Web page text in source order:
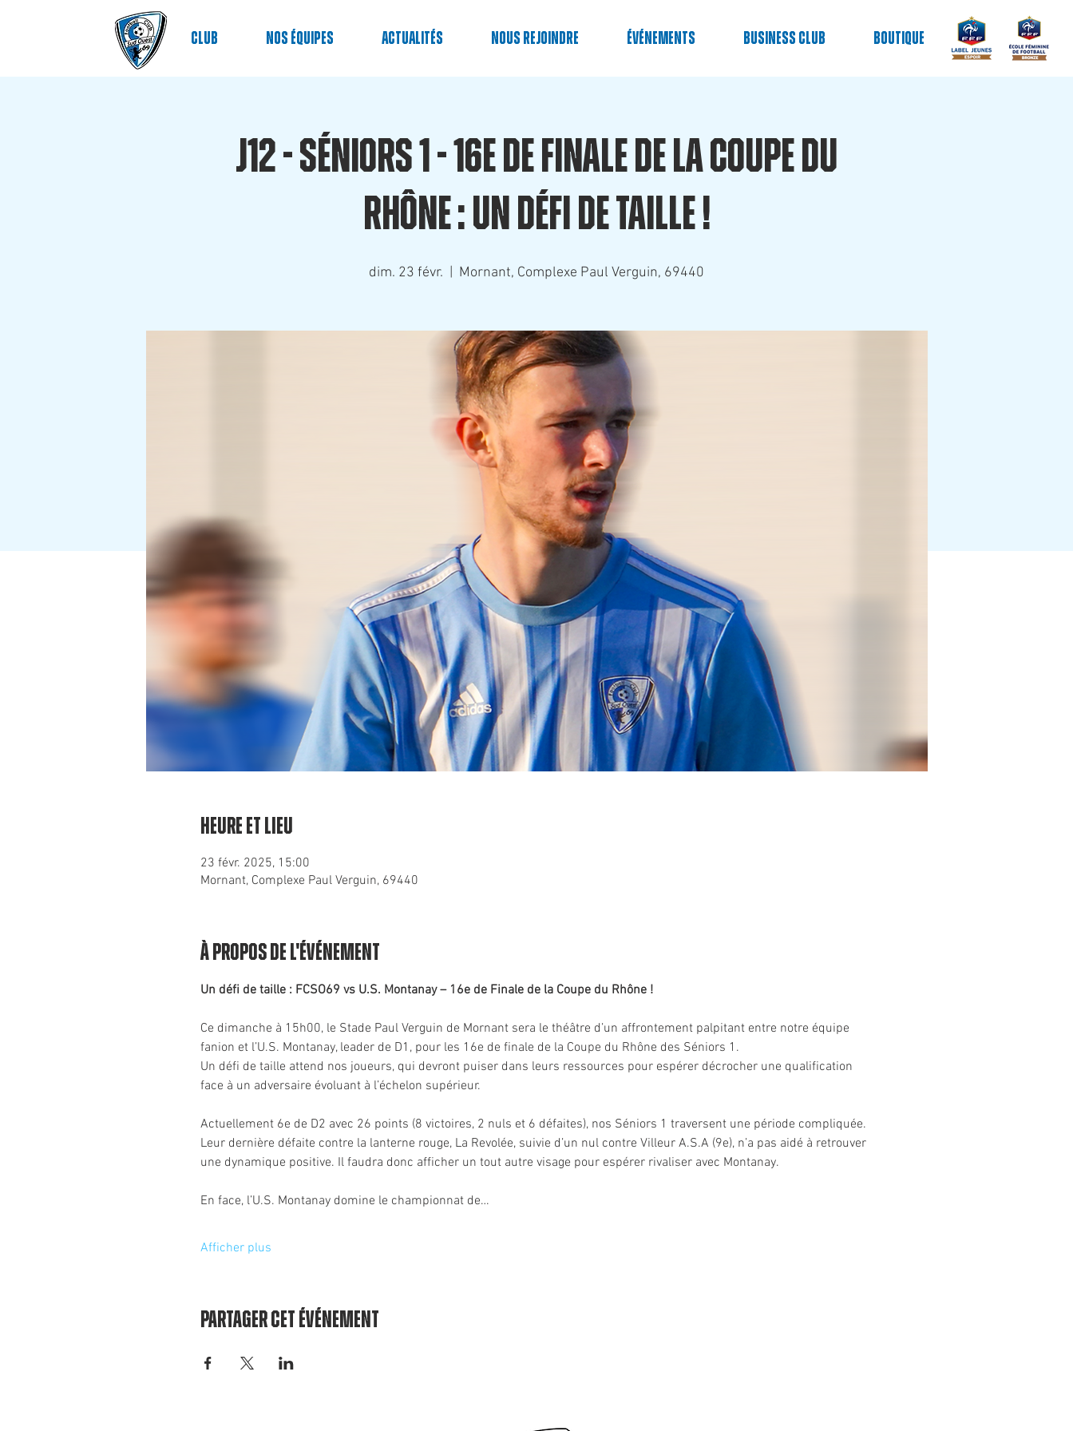
Club nos équipes Actualités Nous rejoindre événements Business club Boutique
J12 - Séniors 1 - 16e de Finale de la Coupe du
Rhône : Un défi de taille !
dim. 23 févr. Mornant, Complexe Paul Verguin, 69440
Heure et lieu
23 févr. 2025, 15:00
Mornant, Complexe Paul Verguin, 69440
À propos de l'événement
Un défi de taille : FCSO69 vs U.S. Montanay – 16e de Finale de la Coupe du Rhône !
Ce dimanche à 15h00, le Stade Paul Verguin de Mornant sera le théâtre d’un affrontement palpitant entre notre équipe
fanion et l’U.S. Montanay, leader de D1, pour les 16e de finale de la Coupe du Rhône des Séniors 1.
Un défi de taille attend nos joueurs, qui devront puiser dans leurs ressources pour espérer décrocher une qualification
face à un adversaire évoluant à l’échelon supérieur.
Actuellement 6e de D2 avec 26 points (8 victoires, 2 nuls et 6 défaites), nos Séniors 1 traversent une période compliquée.
Leur dernière défaite contre la lanterne rouge, La Revolée, suivie d’un nul contre Villeur A.S.A (9e), n’a pas aidé à retrouver
une dynamique positive. Il faudra donc afficher un tout autre visage pour espérer rivaliser avec Montanay.
En face, l’U.S. Montanay domine le championnat de…
Afficher plus
Partager cet événement